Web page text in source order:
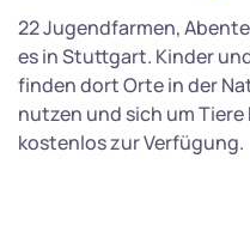
22 Jugendfarmen,
es in Stuttgart. Kinder
finden dort Orte in der
nutzen und sich um
kostenlos zur Verfügung.